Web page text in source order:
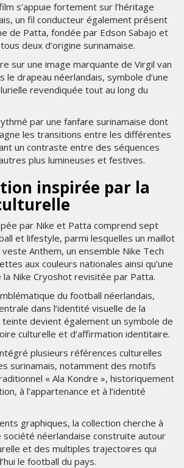
s’appuie fortement sur l’héritage
un fil conducteur également présent
de Patta, fondée par Edson Sabajo et
deux d’origine surinamaise.
sur une image marquante de Virgil van
le drapeau néerlandais, symbole d’une
revendiquée tout au long du
par une fanfare surinamaise dont
les transitions entre les différentes
un contraste entre des séquences
plus lumineuses et festives.
inspirée par la
par Nike et Patta comprend sept
et lifestyle, parmi lesquelles un maillot
veste Anthem, un ensemble Nike Tech
aux couleurs nationales ainsi qu’une
Nike Cryoshot revisitée par Patta.
du football néerlandais,
dans l’identité visuelle de la
devient également un symbole de
culturelle et d’affirmation identitaire.
plusieurs références culturelles
surinamais, notamment des motifs
« Ala Kondre », historiquement
à l’appartenance et à l’identité
graphiques, la collection cherche à
société néerlandaise construite autour
et des multiples trajectoires qui
le football du pays.